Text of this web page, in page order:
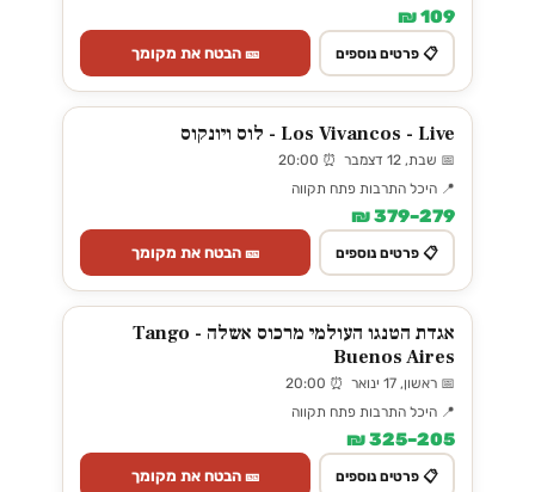
109 ₪
📋 פרטים נוספים 🎫 הבטח את מקומך
Los Vivancos - Live - לוס ויונקוס
📅 שבת, 12 דצמבר ⏰ 20:00
📍 היכל התרבות פתח תקווה
279–379 ₪
📋 פרטים נוספים 🎫 הבטח את מקומך
אגדת הטנגו העולמי מרכוס אשלה - Tango
Buenos Aires
📅 ראשון, 17 ינואר ⏰ 20:00
📍 היכל התרבות פתח תקווה
205–325 ₪
📋 פרטים נוספים 🎫 הבטח את מקומך